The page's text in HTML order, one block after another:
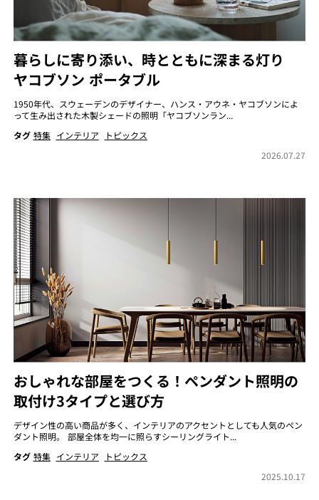
暮らしに寄り添い、時とともに深まる灯り
ヤコブソン ポータブル
1950年代、スウェーデンのデザイナー、ハンス・アウネ・ヤコブソンによ
って生み出された木製シェードの照明「ヤコブソンラン...
タグ 特集 インテリア
トピックス
2026.07.27
おしゃれな部屋をつくる！ペンダント照明の
取付け3タイプと選び方
デザイン性の高い商品が多く、インテリアのアクセントとしても人気のペン
ダント照明。 部屋全体を均一に照らすシーリングライト...
タグ 特集 インテリア
トピックス
2025.10.17